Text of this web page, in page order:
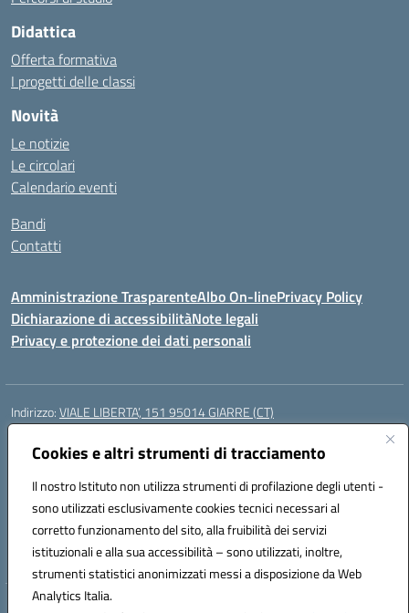
Cookies e altri strumenti di tracciamento
Il nostro Istituto non utilizza strumenti di profilazione degli utenti -
sono utilizzati esclusivamente cookies tecnici necessari al
corretto funzionamento del sito, alla fruibilità dei servizi
istituzionali e alla sua accessibilità – sono utilizzati, inoltre,
strumenti statistici anonimizzati messi a disposizione da Web
Analytics Italia.
Didattica
Offerta formativa
I progetti delle classi
Novità
Le notizie
Le circolari
Calendario eventi
Bandi
Contatti
Amministrazione TrasparenteAlbo On-linePrivacy Policy
Dichiarazione di accessibilitàNote legali
Privacy e protezione dei dati personali
Indirizzo:VIALE LIBERTA’, 151 95014 GIARRE (CT)
Centralino:
Posta elettronica certificata (PEC):ctmm151004@pec.istruzione.it
Codice fiscale: 92032760875
Codice meccanografico:CTMM151004
Codice Indice delle Pubbliche Amministrazioni (IPA): cpiacd
Codice unico di fatturazione (CUF): UF783Q